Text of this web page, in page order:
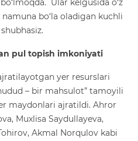
Ular kelgusida o‘z
bo‘la oladigan kuchli
pul topish imkoniyati
yer resurslari
– bir mahsulot” tamoyili
maydonlari ajratildi. Ahror
Muxlisa Saydullayeva,
Akmal Norqulov kabi